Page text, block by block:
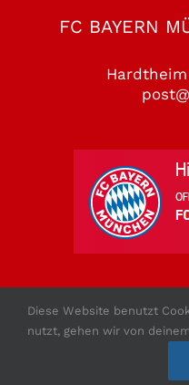
FC BAYERN
Copyright 2010 -
Diese Website benutzt
nutzt, gehen wir von